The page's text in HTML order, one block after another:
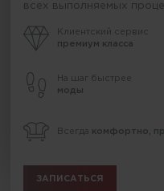
всех выполняемых
Клиентский сервис
премиум класса
На шаг быстрее
моды
Всегда комфортно,
ЗАПИСАТЬСЯ